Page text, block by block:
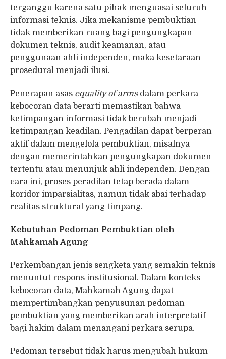
terganggu karena satu pihak menguasai seluruh
informasi teknis. Jika mekanisme pembuktian
tidak memberikan ruang bagi pengungkapan
dokumen teknis, audit keamanan, atau
penggunaan ahli independen, maka kesetaraan
prosedural menjadi ilusi.
Penerapan asas equality of armsdalam perkara
kebocoran data berarti memastikan bahwa
ketimpangan informasi tidak berubah menjadi
ketimpangan keadilan. Pengadilan dapat berperan
aktif dalam mengelola pembuktian, misalnya
dengan memerintahkan pengungkapan dokumen
tertentu atau menunjuk ahli independen. Dengan
cara ini, proses peradilan tetap berada dalam
koridor imparsialitas, namun tidak abai terhadap
realitas struktural yang timpang.
Kebutuhan Pedoman Pembuktian oleh
Mahkamah Agung
Perkembangan jenis sengketa yang semakin teknis
menuntut respons institusional. Dalam konteks
kebocoran data, Mahkamah Agung dapat
mempertimbangkan penyusunan pedoman
pembuktian yang memberikan arah interpretatif
bagi hakim dalam menangani perkara serupa.
Pedoman tersebut tidak harus mengubah hukum